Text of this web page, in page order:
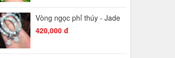
Vòng ngọc phỉ thúy - Jade
420,000 đ